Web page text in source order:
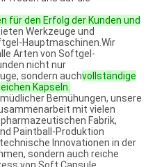
für den Erfolg der Kunden und
Werkzeuge und
Hauptmaschinen.Wir
Arten von Softgel-
nicht nur
sondern auchvollständige
Kapseln.
Bemühungen, unsere
mit vielen
Fabrik,
Paintball-Produktion
Innovationen in der
sondern auch reiche